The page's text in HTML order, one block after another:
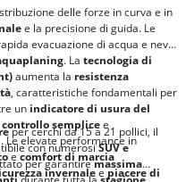
delle forze in curva e in
e la precisione di guida. Le
evacuazione di acqua e neve
. La tecnologia di
aumenta la resistenza
, caratteristiche fondamentali per
un indicatore di usura del
controllo semplicee
Le elevate performance in
ecomfort di marcia
invernaleepiacere di
per cerchi da 15 a 21 pollici, il
con numerosiSUV e
per garantiremassima